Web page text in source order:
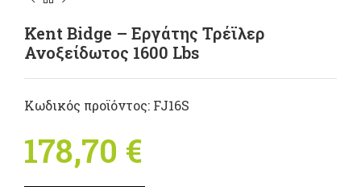
Kent Bidge – Εργάτης Τρέϊλερ
Ανοξείδωτος 1600 Lbs
Κωδικός προϊόντος: FJ16S
178,70 €